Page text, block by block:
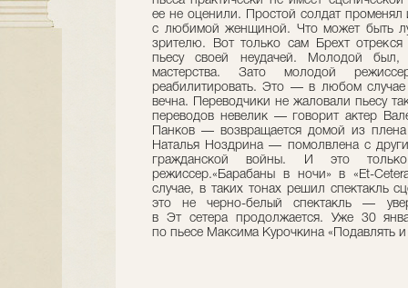
ее не оценили. Простой солдат
с любимой женщиной. Что может быть
зрителю. Вот только сам Брехт отрекся
пьесу своей неудачей. Молодой
мастерства. Зато молодой
реабилитировать. Это — в любом
вечна. Переводчики не жаловали пьесу
переводов невелик — говорит актер
Панков — возвращается домой из
Наталья Ноздрина — помолвлена с
гражданской войны. И это
режиссер.«Барабаны в ночи» в «Еt-
случае, в таких тонах решил
это не черно-белый спектакль —
в Эт сетера продолжается. Уже 30
по пьесе Максима Курочкина «Подавлять и